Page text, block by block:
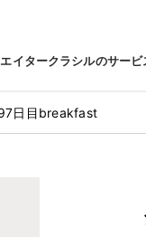
イタークラシルのサービ
日目breakfast